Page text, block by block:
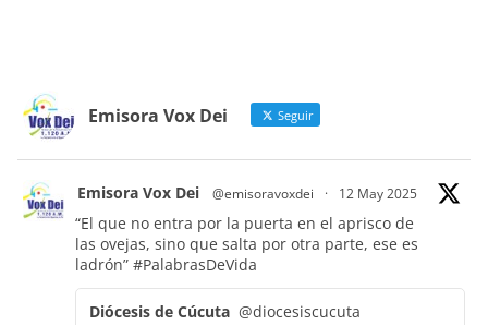
Emisora Vox Dei Seguir
Emisora Vox Dei @emisoravoxdei · 12 May 2025
“El que no entra por la puerta en el aprisco de
las ovejas, sino que salta por otra parte, ese es
ladrón” #PalabrasDeVida
Diócesis de Cúcuta @diocesiscucuta